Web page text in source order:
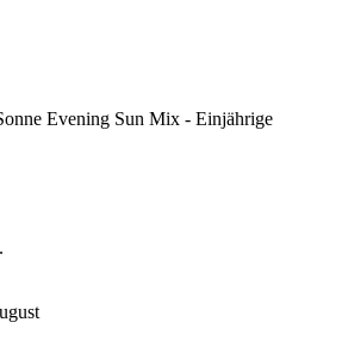
Evening Sun Mix - Einjährige